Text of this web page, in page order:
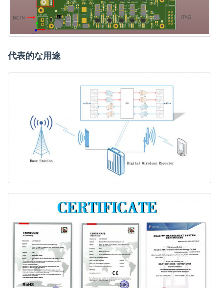
代表的な用途